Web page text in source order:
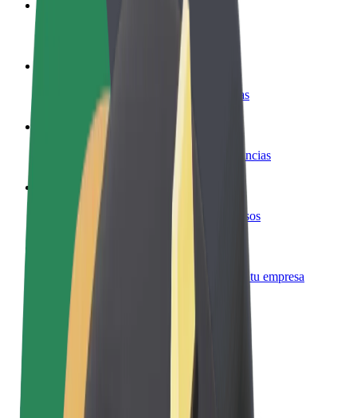
Colaborar como conductor
Gana dinero colaborando con Bolt
Colaborar como repartidor
Reparte comida y cobra todas las semanas
Añadir un restaurante o tienda
Llega a más clientes y maximiza tus ganancias
Registrarse como propietario de flota
Añade tu flota a Bolt y potencia tus ingresos
Bolt para empresas
Productos y servicios de Bolt adaptados a tu empresa
Términos y Condiciones